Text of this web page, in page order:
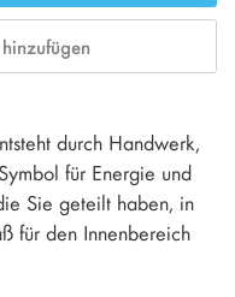
durch Handwerk,
für Energie und
Sie geteilt haben, in
für den Innenbereich